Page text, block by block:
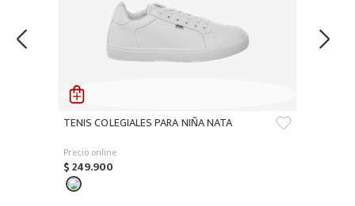
TENIS COLEGIALES PARA NIÑA NATA
Precio online
$249.900